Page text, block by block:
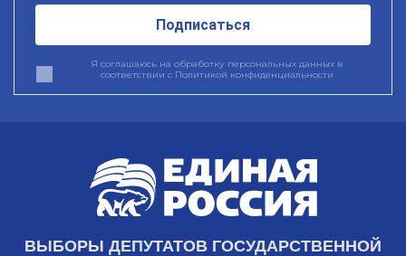
Подписаться
Я соглашаюсь на обработку персональных данных в
соответствии с Политикой конфиденциальности
ВЫБОРЫ ДЕПУТАТОВ ГОСУДАРСТВЕННОЙ